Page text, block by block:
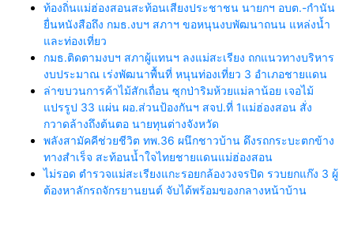
ท้องถิ่นแม่ฮ่องสอนสะท้อนเสียงประชาชน นายกฯ อบต.-กำนัน
ยื่นหนังสือถึง กมธ.งบฯ สภาฯ ขอหนุนงบพัฒนาถนน แหล่งน้ำ
และท่องเที่ยว
กมธ.ติดตามงบฯ สภาผู้แทนฯ ลงแม่สะเรียง ถกแนวทางบริหาร
งบประมาณ เร่งพัฒนาพื้นที่ หนุนท่องเที่ยว 3 อำเภอชายแดน
ล่าขบวนการค้าไม้สักเถื่อน ซุกป่าริมห้วยแม่ลาน้อย เจอไม้
แปรรูป 33 แผ่น ผอ.ส่วนป้องกันฯ สจป.ที่ 1แม่ฮ่องสอน สั่ง
กวาดล้างถึงต้นตอ นายทุนต่างจังหวัด
พลังสามัคคีช่วยชีวิต ทพ.36 ผนึกชาวบ้าน ดึงรถกระบะตกข้าง
ทางสำเร็จ สะท้อนน้ำใจไทยชายแดนแม่ฮ่องสอน
ไม่รอด ตำรวจแม่สะเรียงแกะรอยกล้องวงจรปิด รวบยกแก๊ง 3 ผู้
ต้องหาลักรถจักรยานยนต์ จับได้พร้อมของกลางหน้าบ้าน